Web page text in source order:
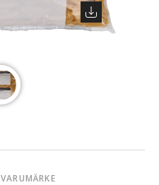
VARUMÄRKE